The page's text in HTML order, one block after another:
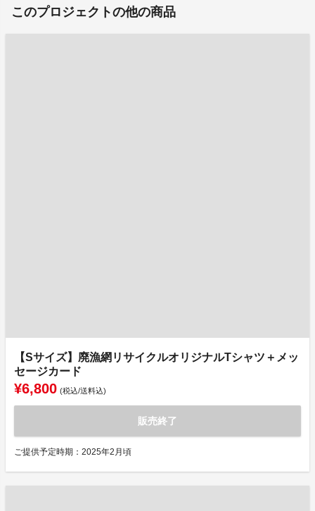
このプロジェクトの他の商品
【Sサイズ】廃漁網リサイクルオリジナルTシャツ＋メッ
セージカード
¥6,800 (税込/送料込)
販売終了
ご提供予定時期：2025年2月頃